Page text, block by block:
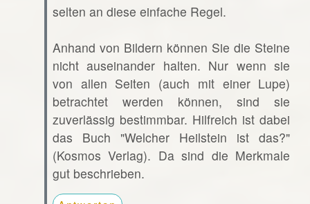
selten an diese einfache Regel.
Anhand von Bildern können Sie die Steine
nicht auseinander halten. Nur wenn sie
von allen Seiten (auch mit einer Lupe)
betrachtet werden können, sind sie
zuverlässig bestimmbar. Hilfreich ist dabei
das Buch "Welcher Heilstein ist das?"
(Kosmos Verlag). Da sind die Merkmale
gut beschrieben.